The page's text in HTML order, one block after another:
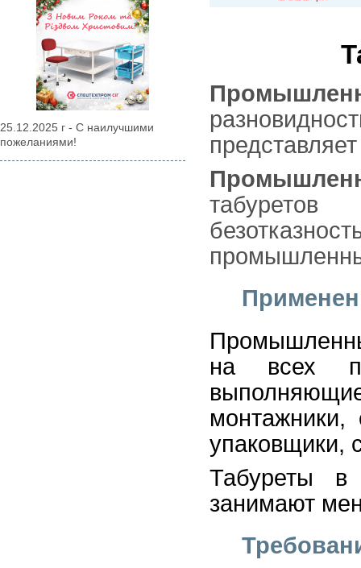
25.12.2025 г - С наилучшими
пожеланиями!
на всех
монтажники,
упаковщики,
Табуреты
занимают